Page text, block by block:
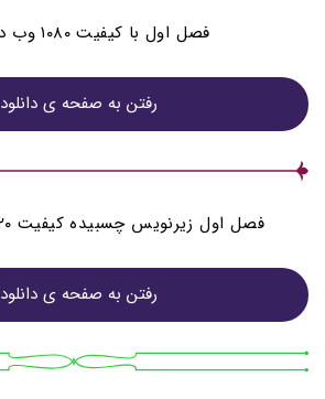
فصل اول با کیفیت ۱۰۸۰ وب دی ال ⬇️
رفتن به صفحه ی دانلود
فصل اول زیرنویس چسبیده کیفیت ۷۲۰ وب دی ال ⬇️
رفتن به صفحه ی دانلود